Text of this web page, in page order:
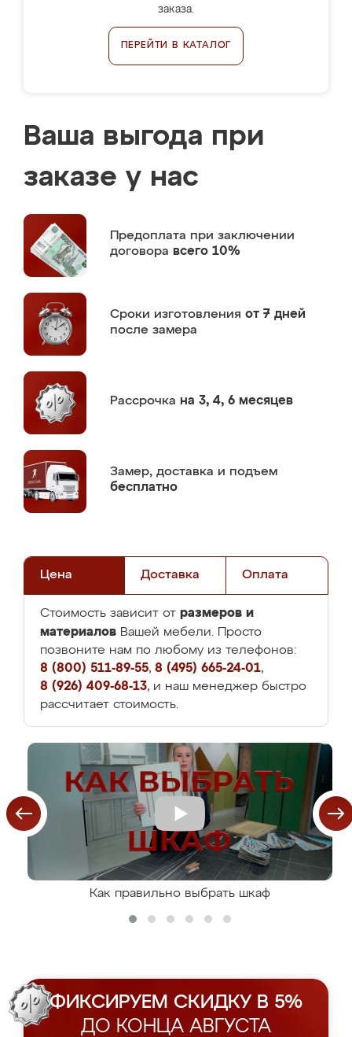
заказа.
ПЕРЕЙТИ В КАТАЛОГ
Ваша выгода при
заказе у нас
Предоплата при заключении
договора всего 10%
Сроки изготовления от 7 дней
после замера
Рассрочка на 3, 4, 6 месяцев
Замер, доставка и подъем
бесплатно
Цена Доставка Оплата
Стоимость зависит от размеров и
материалов Вашей мебели. Просто
позвоните нам по любому из телефонов:
8 (800) 511-89-55, 8 (495) 665-24-01,
8 (926) 409-68-13, и наш менеджер быстро
рассчитает стоимость.
Как правильно выбрать шкаф
ФИКСИРУЕМ СКИДКУ В 5%
ДО КОНЦА АВГУСТА